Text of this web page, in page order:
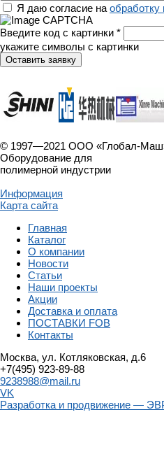
РегионЯ даю согласие на
Введите код с картинки *
укажите символы с картинки
© 1997—2021 ООО «Глобал-
Оборудование для
полимерной индустрии
Информация
Карта сайта
Главная
Каталог
О компании
Новости
Статьи
Наши проекты
Акции
Доставка и оплата
ПОСТАВКИ FOB
Контакты
Москва, ул. Котляковская, д.6
+7(495) 923-89-88
9238988@mail.ru
VK
Разработка и продвижение —